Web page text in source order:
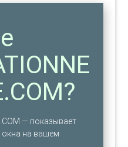
— показывает
на вашем